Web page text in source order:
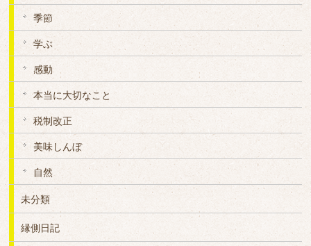
季節
学ぶ
感動
本当に大切なこと
税制改正
美味しんぼ
自然
未分類
縁側日記